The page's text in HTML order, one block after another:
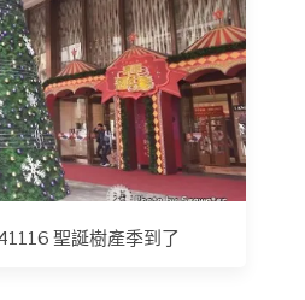
聖誕樹產季到了